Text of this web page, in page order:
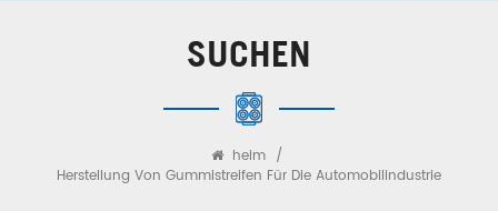
SUCHEN
heim /
Herstellung Von Gummistreifen Für Die Automobilindustrie